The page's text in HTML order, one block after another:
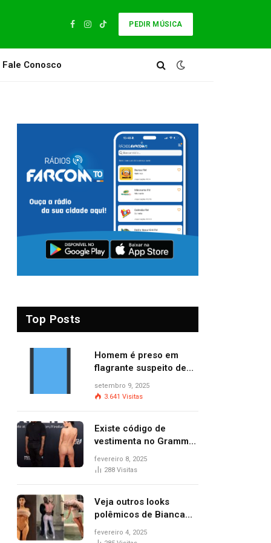
Facebook
Instagram
TikTok
PEDIR MÚSICA
Fale Conosco
Top Posts
Homem é preso em
flagrante suspeito de
provocar dois incêndios
criminosos no mesmo
setembro 9, 2025
3.641 Visitas
Existe código de
vestimenta no Grammy?
Questionamento surgiu
após Bianca Censori,
premiação
fevereiro 8, 2025
288 Visitas
Veja outros looks
polêmicos de Bianca
Censori, esposa de
Kanye West que
fevereiro 4, 2025